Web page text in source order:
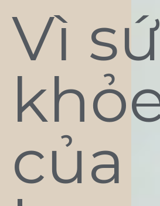
Vì
của